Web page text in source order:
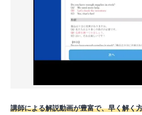
講師による解説動画が豊富で、早く解く